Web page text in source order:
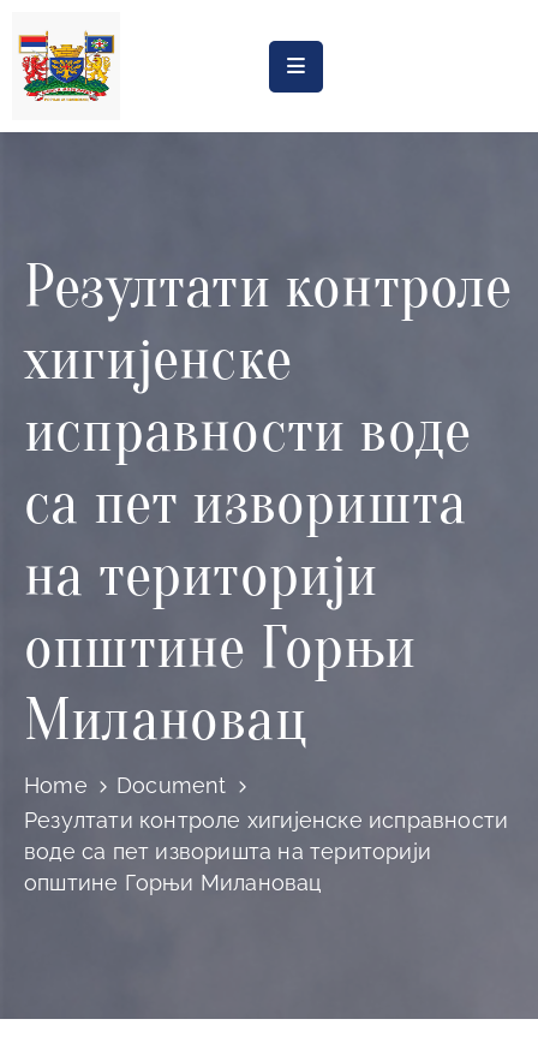
Насловна
Процена
утицаја
Регистри
дивљих
Планови
програми
природе
Резултати контроле
хигијенске
исправности воде
са пет изворишта
на територији
општине Горњи
Милановац
Home
Document
Резултати контроле хигијенске исправности
воде са пет изворишта на територији
општине Горњи Милановац